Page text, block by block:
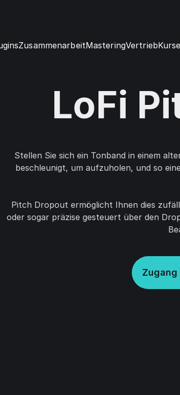
ZusammenarbeitMasteringVertriebKurse
LoFi
Stellen Sie sich ein Tonband in einem
beschleunigt, um aufzuholen, und so
Pitch Dropout ermöglicht Ihnen dies
oder sogar präzise gesteuert über den